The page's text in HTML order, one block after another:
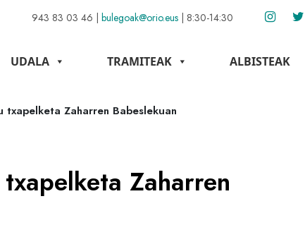
943 83 03 46 | bulegoak@orio.eus | 8:30-14:30
UDALA TRAMITEAK ALBISTEAK
Zaharren Babeslekuan
Zaharren